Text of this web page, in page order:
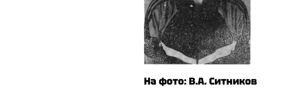
На фото: В.А. Ситников